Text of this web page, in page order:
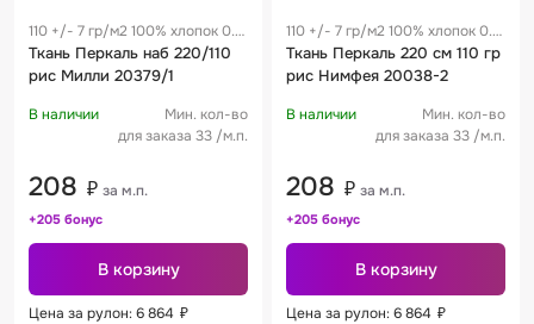
110 +/- 7 гр/м2 100% хлопок 0.3
м
Ткань Перкаль наб 220/110
рис Милли 20379/1
В наличии
Мин. кол-во
для заказа 33 /м.п.
208 ₽ за м.п.
+205 бонус
В корзину
Цена за рулон: 6 864 ₽
110 +/- 7 гр/м2 100% хлопок 0.3
м
Ткань Перкаль 220 см 110 гр
рис Нимфея 20038-2
В наличии
Мин. кол-во
для заказа 33 /м.п.
208 ₽ за м.п.
+205 бонус
В корзину
Цена за рулон: 6 864 ₽